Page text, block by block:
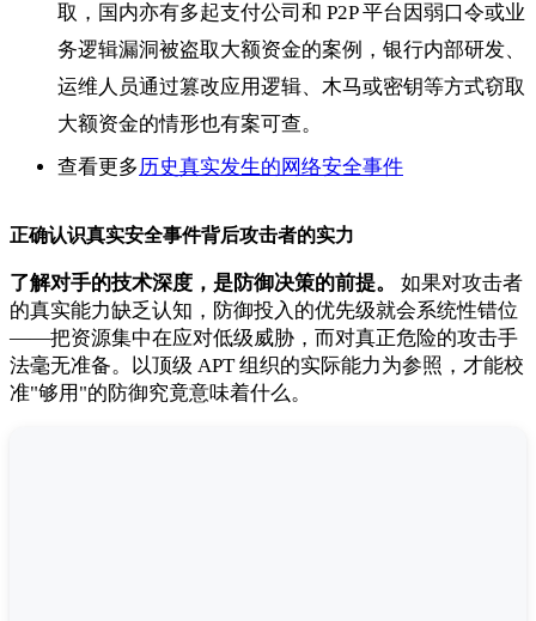
取，国内亦有多起支付公司和 P2P 平台因弱口令或业
务逻辑漏洞被盗取大额资金的案例，银行内部研发、
运维人员通过篡改应用逻辑、木马或密钥等方式窃取
大额资金的情形也有案可查。
查看更多历史真实发生的网络安全事件
正确认识真实安全事件背后攻击者的实力
了解对手的技术深度，是防御决策的前提。
如果对攻击者
的真实能力缺乏认知，防御投入的优先级就会系统性错位
——把资源集中在应对低级威胁，而对真正危险的攻击手
法毫无准备。以顶级 APT 组织的实际能力为参照，才能校
准"够用"的防御究竟意味着什么。